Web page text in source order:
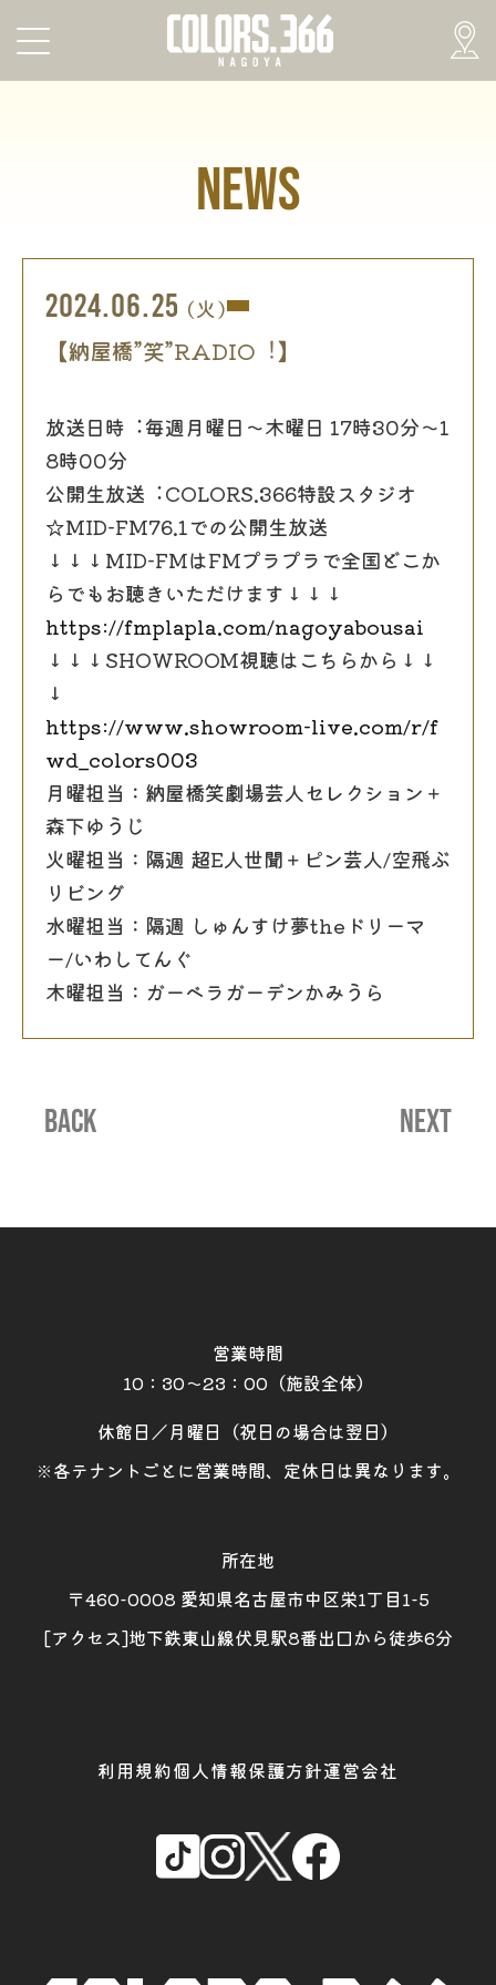
NEWS
2024.06.25 (火)
【納屋橋”笑”RADIO︕】
放送⽇時︓毎週⽉曜⽇〜⽊曜⽇ 17時30分〜1
8時00分
公開⽣放送︓COLORS.366特設スタジオ
☆MID-FM76.1での公開生放送
↓↓↓MID-FMはFMプラプラで全国どこか
らでもお聴きいただけます↓↓↓
https://fmplapla.com/nagoyabousai
↓↓↓SHOWROOM視聴はこちらから↓↓
↓
https://www.showroom-live.com/r/f
wd_colors003
月曜担当：納屋橋笑劇場芸人セレクション＋
森下ゆうじ
火曜担当：隔週 超E人世聞＋ピン芸人/空飛ぶ
リビング
水曜担当：隔週 しゅんすけ夢theドリーマ
ー/いわしてんぐ
木曜担当：ガーベラガーデンかみうら
BACK NEXT
営業時間
10：30～23：00（施設全体）
休館日／月曜日（祝日の場合は翌日）
※各テナントごとに営業時間、定休日は異なります。
所在地
〒460-0008 愛知県名古屋市中区栄1丁目1-5
[アクセス]地下鉄東山線伏見駅8番出口から徒歩6分
利用規約個人情報保護方針運営会社